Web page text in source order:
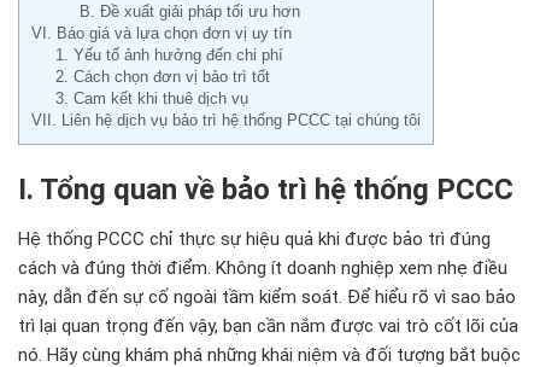
B. Đề xuất giải pháp tối ưu hơn
VI. Báo giá và lựa chọn đơn vị uy tín
1. Yếu tố ảnh hưởng đến chi phí
2. Cách chọn đơn vị bảo trì tốt
3. Cam kết khi thuê dịch vụ
VII. Liên hệ dịch vụ bảo trì hệ thống PCCC tại chúng tôi
I. Tổng quan về bảo trì hệ thống PCCC
Hệ thống PCCC chỉ thực sự hiệu quả khi được bảo trì đúng
cách và đúng thời điểm. Không ít doanh nghiệp xem nhẹ điều
này, dẫn đến sự cố ngoài tầm kiểm soát. Để hiểu rõ vì sao bảo
trì lại quan trọng đến vậy, bạn cần nắm được vai trò cốt lõi của
nó. Hãy cùng khám phá những khái niệm và đối tượng bắt buộc